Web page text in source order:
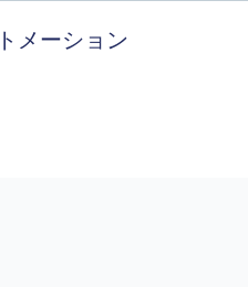
メーション